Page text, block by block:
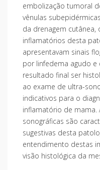
embolização tumoral
vênulas
da drenagem cutânea,
inflamatórios desta
apresentavam sinais
por linfedema agudo e
resultado final ser
ao exame de ultra-
indicativos para o
inflamatório de mama.
sonográficas são
sugestivas desta
entendimento destas
visão histológica da